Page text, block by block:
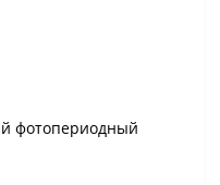
фотопериодный